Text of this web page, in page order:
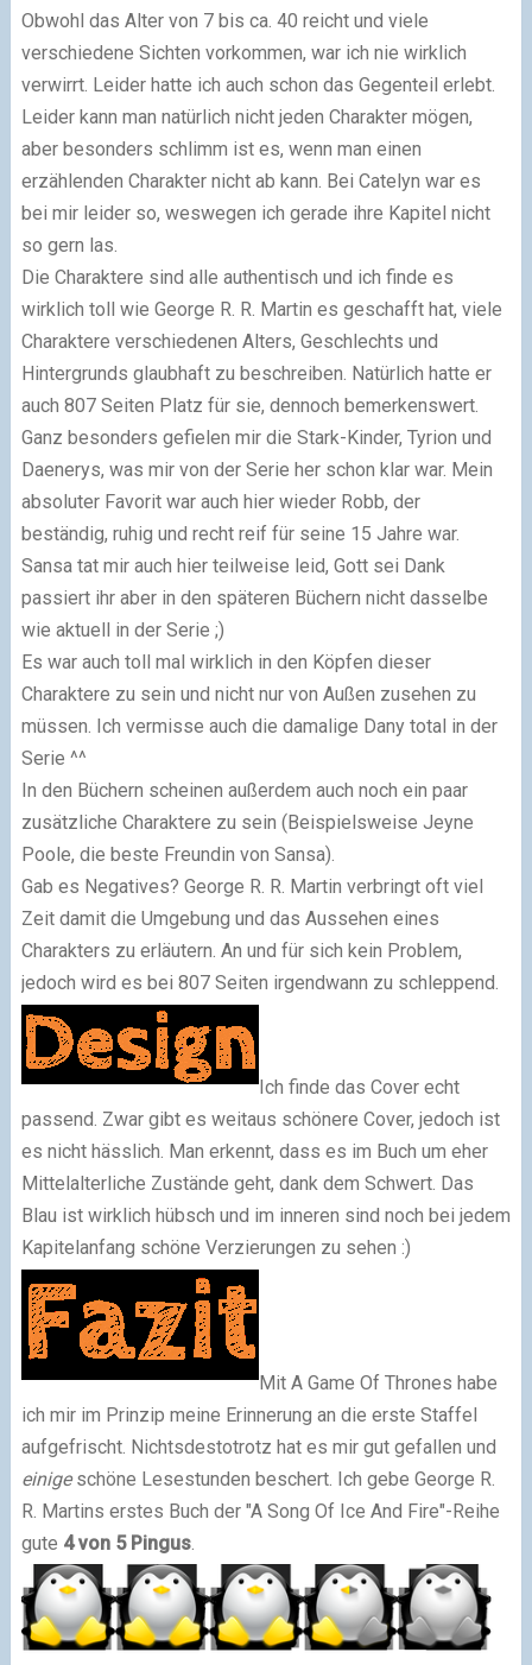
Obwohl das Alter von 7 bis ca. 40 reicht und viele
verschiedene Sichten vorkommen, war ich nie wirklich
verwirrt. Leider hatte ich auch schon das Gegenteil erlebt.
Leider kann man natürlich nicht jeden Charakter mögen,
aber besonders schlimm ist es, wenn man einen
erzählenden Charakter nicht ab kann. Bei Catelyn war es
bei mir leider so, weswegen ich gerade ihre Kapitel nicht
so gern las.
Die Charaktere sind alle authentisch und ich finde es
wirklich toll wie George R. R. Martin es geschafft hat, viele
Charaktere verschiedenen Alters, Geschlechts und
Hintergrunds glaubhaft zu beschreiben. Natürlich hatte er
auch 807 Seiten Platz für sie, dennoch bemerkenswert.
Ganz besonders gefielen mir die Stark-Kinder, Tyrion und
Daenerys, was mir von der Serie her schon klar war. Mein
absoluter Favorit war auch hier wieder Robb, der
beständig, ruhig und recht reif für seine 15 Jahre war.
Sansa tat mir auch hier teilweise leid, Gott sei Dank
passiert ihr aber in den späteren Büchern nicht dasselbe
wie aktuell in der Serie ;)
Es war auch toll mal wirklich in den Köpfen dieser
Charaktere zu sein und nicht nur von Außen zusehen zu
müssen. Ich vermisse auch die damalige Dany total in der
Serie ^^
In den Büchern scheinen außerdem auch noch ein paar
zusätzliche Charaktere zu sein (Beispielsweise Jeyne
Poole, die beste Freundin von Sansa).
Gab es Negatives? George R. R. Martin verbringt oft viel
Zeit damit die Umgebung und das Aussehen eines
Charakters zu erläutern. An und für sich kein Problem,
jedoch wird es bei 807 Seiten irgendwann zu schleppend.
Ich finde das Cover echt
passend. Zwar gibt es weitaus schönere Cover, jedoch ist
es nicht hässlich. Man erkennt, dass es im Buch um eher
Mittelalterliche Zustände geht, dank dem Schwert. Das
Blau ist wirklich hübsch und im inneren sind noch bei jedem
Kapitelanfang schöne Verzierungen zu sehen :)
Mit A Game Of Thrones habe
ich mir im Prinzip meine Erinnerung an die erste Staffel
aufgefrischt. Nichtsdestotrotz hat es mir gut gefallen und
einigeschöne Lesestunden beschert. Ich gebe George R.
R. Martins erstes Buch der "A Song Of Ice And Fire"-Reihe
gute 4 von 5 Pingus.